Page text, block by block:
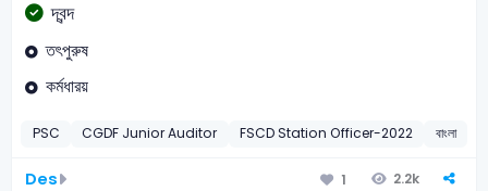
দ্বন্দ
তৎপুরুষ
কর্মধারয়
PSC CGDF Junior Auditor FSCD Station Officer-2022 বাংলা
Des 1 2.2k